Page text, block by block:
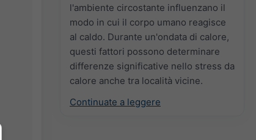
l'ambiente circostante influenzano il
modo in cui il corpo umano reagisce
al caldo. Durante un'ondata di calore,
questi fattori possono determinare
differenze significative nello stress da
calore anche tra località vicine.
Continuate a leggere